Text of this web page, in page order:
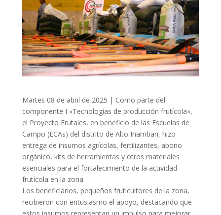
Martes 08 de abril de 2025 | Como parte del
componente I «Tecnologías de producción frutícola»,
el Proyecto Frutales, en beneficio de las Escuelas de
Campo (ECAs) del distrito de Alto Inambari, hizo
entrega de insumos agrícolas, fertilizantes, abono
orgánico, kits de herramientas y otros materiales
esenciales para el fortalecimiento de la actividad
frutícola en la zona.
Los beneficiarios, pequeños fruticultores de la zona,
recibieron con entusiasmo el apoyo, destacando que